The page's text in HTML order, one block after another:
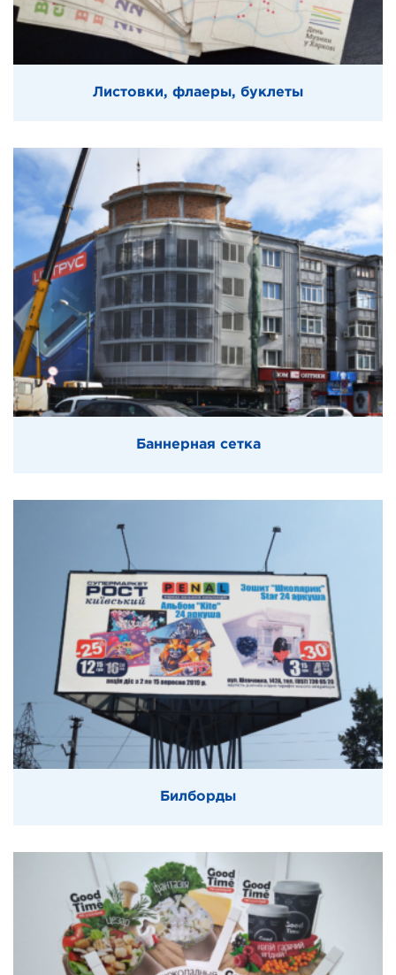
Листовки, флаеры, буклеты
Баннерная сетка
Билборды